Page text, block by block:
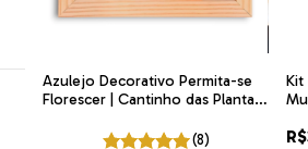
Azulejo Decorativo Permita-se
Florescer | Cantinho das Plantas
(8)
Kit